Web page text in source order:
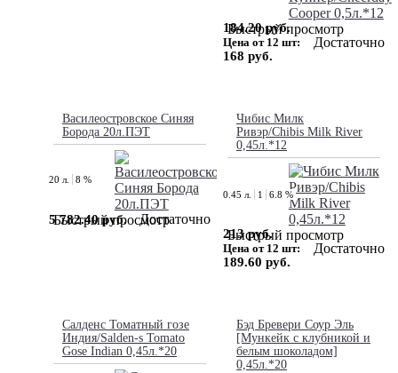
Быстрый просмотр
184.20 руб.
Цена от 12 шт:
168 руб.
Достаточно
Василеостровское Синяя
Борода 20л.ПЭТ
Быстрый просмотр
20 л. 8 %
5 782.40 руб. Достаточно
Чибис Милк
Ривэр/Chibis Milk River
0,45л.*12
Быстрый просмотр
0.45 л. 1 6.8 %
213 руб.
Цена от 12 шт:
189.60 руб.
Достаточно
Салденс Томатный гозе
Индия/Salden-s Tomato
Gose Indian 0,45л.*20
Бэд Бревери Соур Эль
[Мункейк с клубникой и
белым шоколадом]
0,45л.*20